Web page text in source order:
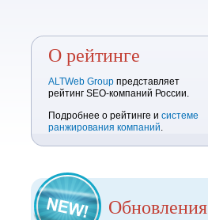
О рейтинге
ALTWeb Group представляет
рейтинг SEO-компаний России.
Подробнее о рейтинге и системе
ранжирования компаний.
Обновления